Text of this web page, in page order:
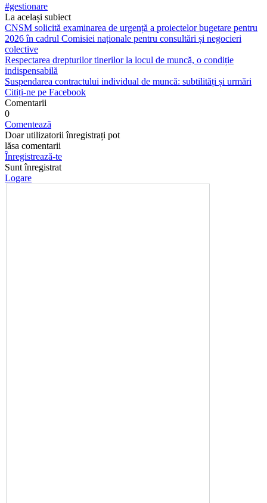
#gestionare
La același subiect
CNSM solicită examinarea de urgență a proiectelor bugetare pentru
2026 în cadrul Comisiei naționale pentru consultări și negocieri
colective
Respectarea drepturilor tinerilor la locul de muncă, o condiție
indispensabilă
Suspendarea contractului individual de muncă: subtilități și urmări
Citiți-ne pe Facebook
Comentarii
0
Comentează
Doar utilizatorii înregistrați pot
lăsa comentarii
Înregistrează-te
Sunt înregistrat
Logare